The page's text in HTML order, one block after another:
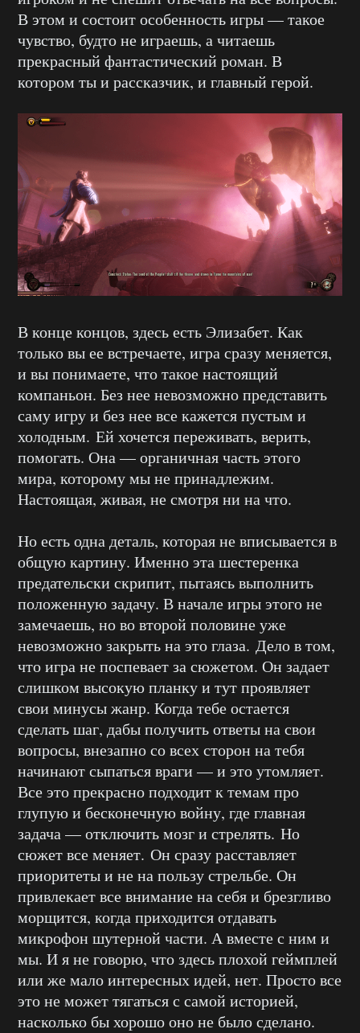
В этом и состоит особенность игры — такое
чувство, будто не играешь, а читаешь
прекрасный фантастический роман. В
котором ты и рассказчик, и главный герой.
В конце концов, здесь есть Элизабет. Как
только вы ее встречаете, игра сразу меняется,
и вы понимаете, что такое настоящий
компаньон. Без нее невозможно представить
саму игру и без нее все кажется пустым и
холодным. Ей хочется переживать, верить,
помогать. Она — органичная часть этого
мира, которому мы не принадлежим.
Настоящая, живая, не смотря ни на что.
Но есть одна деталь, которая не вписывается в
общую картину. Именно эта шестеренка
предательски скрипит, пытаясь выполнить
положенную задачу. В начале игры этого не
замечаешь, но во второй половине уже
невозможно закрыть на это глаза. Дело в том,
что игра не поспевает за сюжетом. Он задает
слишком высокую планку и тут проявляет
свои минусы жанр. Когда тебе остается
сделать шаг, дабы получить ответы на свои
вопросы, внезапно со всех сторон на тебя
начинают сыпаться враги — и это утомляет.
Все это прекрасно подходит к темам про
глупую и бесконечную войну, где главная
задача — отключить мозг и стрелять. Но
сюжет все меняет. Он сразу расставляет
приоритеты и не на пользу стрельбе. Он
привлекает все внимание на себя и брезгливо
морщится, когда приходится отдавать
микрофон шутерной части. А вместе с ним и
мы. И я не говорю, что здесь плохой геймплей
или же мало интересных идей, нет. Просто все
это не может тягаться с самой историей,
насколько бы хорошо оно не было сделано.